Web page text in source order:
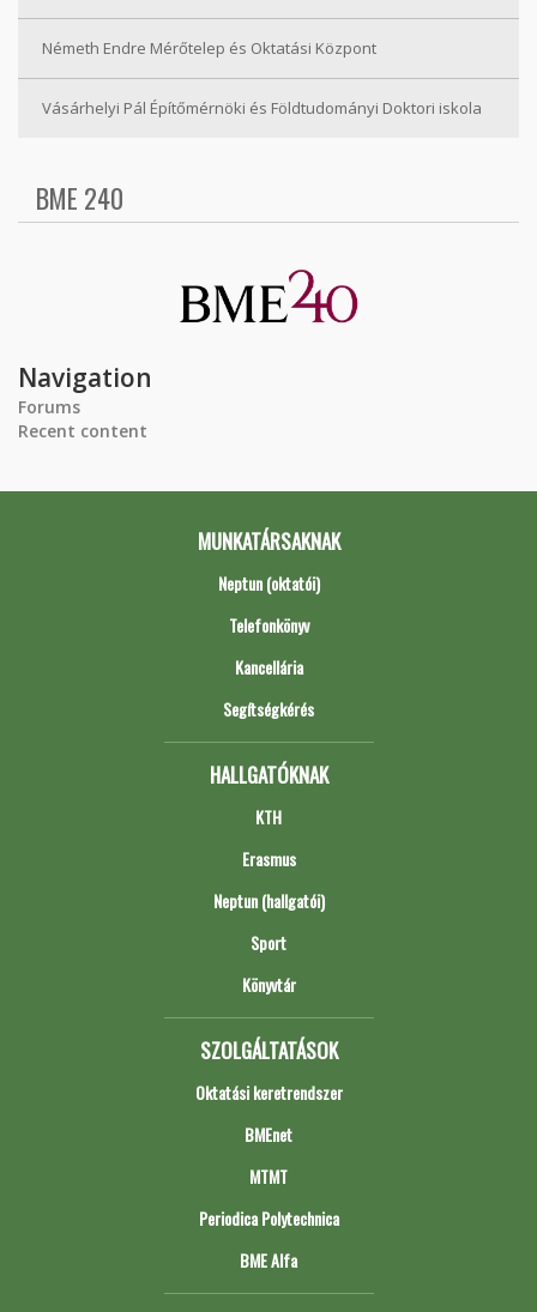
Németh Endre Mérőtelep és Oktatási Központ
Vásárhelyi Pál Építőmérnöki és Földtudományi Doktori iskola
BME 240
Navigation
Forums
Recent content
MUNKATÁRSAKNAK
Neptun (oktatói)
Telefonkönyv
Kancellária
Segítségkérés
HALLGATÓKNAK
KTH
Erasmus
Neptun (hallgatói)
Sport
Könyvtár
SZOLGÁLTATÁSOK
Oktatási keretrendszer
BMEnet
MTMT
Periodica Polytechnica
BME Alfa